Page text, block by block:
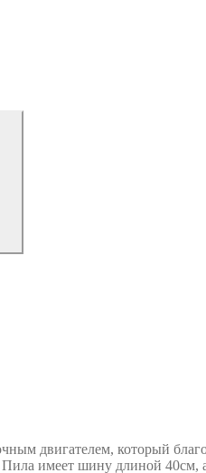
двигателем, который
имеет шину длиной 40см,